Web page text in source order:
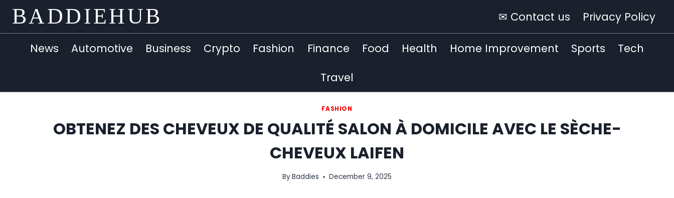
Skip
content
BADDIEHUB ✉ Contact us Privacy Policy
News Automotive Business Crypto Fashion Finance Food Health Home Improvement Sports Tech
Travel
FASHION
OBTENEZ DES CHEVEUX DE QUALITÉ SALON À DOMICILE AVEC LE SÈCHE-
CHEVEUX LAIFEN
ByBaddies December 9, 2025